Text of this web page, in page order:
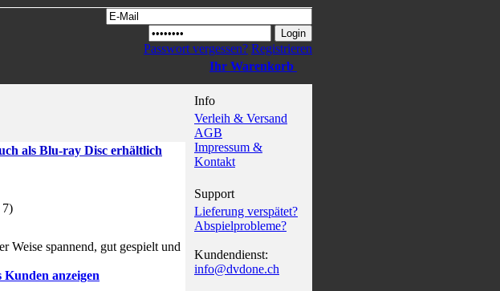
Passwort vergessen? Registrieren
Ihr Warenkorb
als Blu-ray Disc erhältlich
7)
Weise spannend, gut gespielt und
Kunden anzeigen
Info
Verleih & Versand
AGB
Impressum &
Kontakt
Support
Lieferung verspätet?
Abspielprobleme?
Kundendienst:
info@dvdone.ch